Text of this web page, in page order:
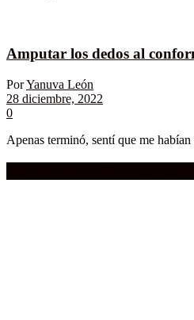
Amputar los dedos al
PorYanuva León
28 diciembre, 2022
0
Apenas terminó, sentí que me